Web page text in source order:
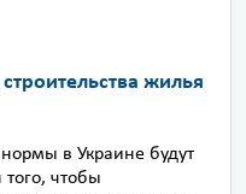
жилья
в Украине будут
чтобы